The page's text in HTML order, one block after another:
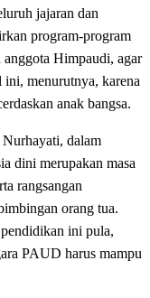
jajaran dan
program-program
Himpaudi, agar
ini, menurutnya, karena
anak bangsa.
dalam
dini merupakan masa
rangsangan
orang tua.
ini pula,
PAUD harus mampu